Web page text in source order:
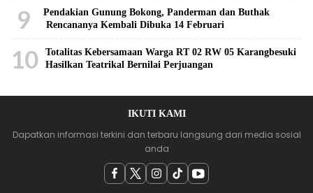
9
Pendakian Gunung Bokong, Panderman dan Buthak
Rencananya Kembali Dibuka 14 Februari
10
Totalitas Kebersamaan Warga RT 02 RW 05 Karangbesuki
Hasilkan Teatrikal Bernilai Perjuangan
IKUTI KAMI
Dapatkan informasi terkini dan terbaru langsung dari media sosial
anda